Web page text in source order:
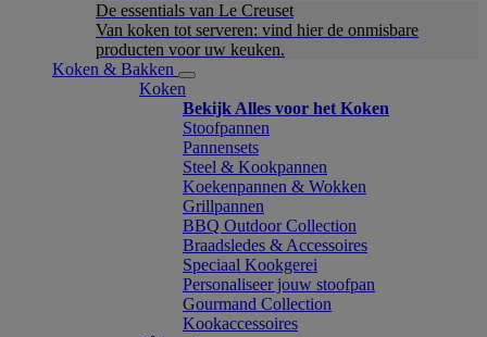
De essentials van Le Creuset
Van koken tot serveren: vind hier de onmisbare
producten voor uw keuken.
Koken & Bakken
Koken
Bekijk Alles voor het Koken
Stoofpannen
Pannensets
Steel & Kookpannen
Koekenpannen & Wokken
Grillpannen
BBQ Outdoor Collection
Braadsledes & Accessoires
Speciaal Kookgerei
Personaliseer jouw stoofpan
Gourmand Collection
Kookaccessoires